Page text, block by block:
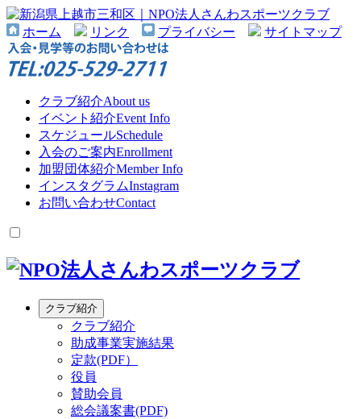
ホーム リンク プライバシー サイトマップ
クラブ紹介About us
イベント紹介Event Info
スケジュールSchedule
入会のご案内Enrollment
加盟団体紹介Member Info
インスタグラムInstagram
お問い合わせContact
クラブ紹介
クラブ紹介
助成事業実施結果
定款(PDF）
役員
賛助会員
総会議案書(PDF)